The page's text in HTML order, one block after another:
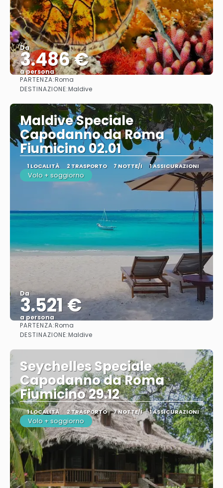
Da
3.486 €
a persona
PARTENZA:Roma
DESTINAZIONE:Maldive
Maldive Speciale
Capodanno da Roma
Fiumicino 02.01
1 LOCALITÀ 2 TRASPORTO 7 NOTTE/I 1 ASSICURAZIONI
Volo + soggiorno
Da
3.521 €
a persona
PARTENZA:Roma
DESTINAZIONE:Maldive
Seychelles Speciale
Capodanno da Roma
Fiumicino 29.12
1 LOCALITÀ 2 TRASPORTO 7 NOTTE/I 1 ASSICURAZIONI
Volo + soggiorno